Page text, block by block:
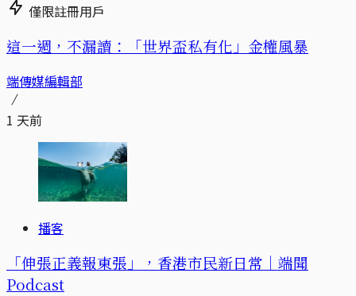
僅限註冊用戶
這一週，不漏讀：「世界盃私有化」金權風暴
端傳媒編輯部
1 天前
播客
「伸張正義報東張」，香港市民新日常｜端聞
Podcast